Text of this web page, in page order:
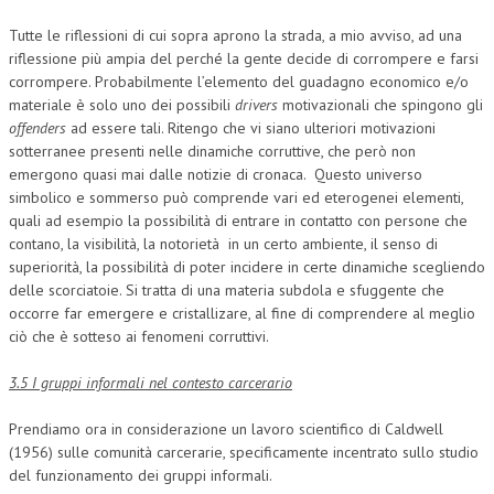
Tutte le riflessioni di cui sopra aprono la strada, a mio avviso, ad una
riflessione più ampia del perché la gente decide di corrompere e farsi
corrompere. Probabilmente l’elemento del guadagno economico e/o
materiale è solo uno dei possibili drivers motivazionali che spingono gli
offenders ad essere tali. Ritengo che vi siano ulteriori motivazioni
sotterranee presenti nelle dinamiche corruttive, che però non
emergono quasi mai dalle notizie di cronaca. Questo universo
simbolico e sommerso può comprende vari ed eterogenei elementi,
quali ad esempio la possibilità di entrare in contatto con persone che
contano, la visibilità, la notorietà in un certo ambiente, il senso di
superiorità, la possibilità di poter incidere in certe dinamiche scegliendo
delle scorciatoie. Si tratta di una materia subdola e sfuggente che
occorre far emergere e cristallizare, al fine di comprendere al meglio
ciò che è sotteso ai fenomeni corruttivi.
3.5 I gruppi informali nel contesto carcerario
Prendiamo ora in considerazione un lavoro scientifico di Caldwell
(1956) sulle comunità carcerarie, specificamente incentrato sullo studio
del funzionamento dei gruppi informali.